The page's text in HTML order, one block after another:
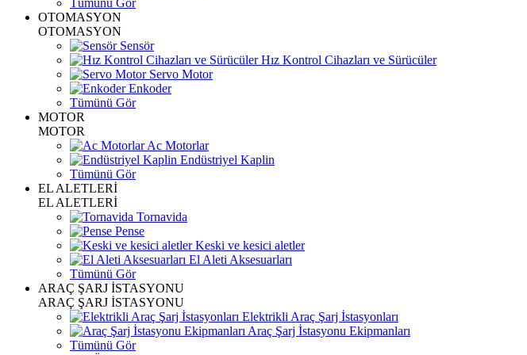
Tümünü Gör
OTOMASYON
OTOMASYON
Sensör
Hız Kontrol Cihazları ve Sürücüler
Servo Motor
Enkoder
Tümünü Gör
MOTOR
MOTOR
Ac Motorlar
Endüstriyel Kaplin
Tümünü Gör
EL ALETLERİ
EL ALETLERİ
Tornavida
Pense
Keski ve kesici aletler
El Aleti Aksesuarları
Tümünü Gör
ARAÇ ŞARJ İSTASYONU
ARAÇ ŞARJ İSTASYONU
Elektrikli Araç Şarj İstasyonları
Araç Şarj İstasyonu Ekipmanları
Tümünü Gör